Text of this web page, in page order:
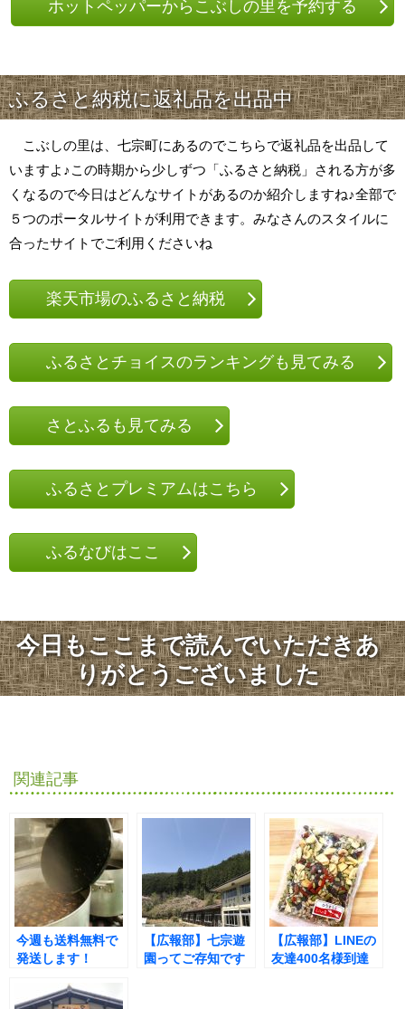
ホットペッパーからこぶしの里を予約する
ふるさと納税に返礼品を出品中
こぶしの里は、七宗町にあるのでこちらで返礼品を出品して
いますよ♪この時期から少しずつ「ふるさと納税」される方が多
くなるので今日はどんなサイトがあるのか紹介しますね♪全部で
５つのポータルサイトが利用できます。みなさんのスタイルに
合ったサイトでご利用くださいね
楽天市場のふるさと納税
ふるさとチョイスのランキングも見てみる
さとふるも見てみる
ふるさとプレミアムはこちら
ふるなびはここ
今日もここまで読んでいただきあ
りがとうございました
関連記事
今週も送料無料で
発送します！
【広報部】七宗遊
園ってご存知です
【広報部】LINEの
友達400名様到達